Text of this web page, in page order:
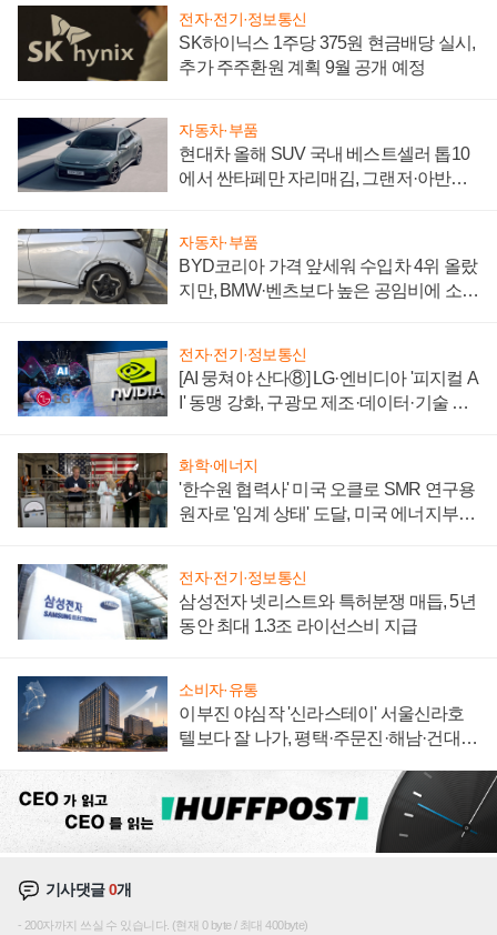
전자·전기·정보통신
SK하이닉스 1주당 375원 현금배당 실시,
추가 주주환원 계획 9월 공개 예정
자동차·부품
현대차 올해 SUV 국내 베스트셀러 톱10
에서 싼타페만 자리매김, 그랜저·아반떼
자동차·부품
BYD코리아 가격 앞세워 수입차 4위 올랐
지만, BMW·벤츠보다 높은 공임비에 소비
전자·전기·정보통신
[AI 뭉쳐야 산다⑧] LG·엔비디아 '피지컬 A
I' 동맹 강화, 구광모 제조·데이터·기술 결
화학·에너지
'한수원 협력사' 미국 오클로 SMR 연구용
원자로 '임계 상태' 도달, 미국 에너지부
전자·전기·정보통신
삼성전자 넷리스트와 특허분쟁 매듭, 5년
동안 최대 1.3조 라이선스비 지급
소비자·유통
이부진 야심작 '신라스테이' 서울신라호
텔보다 잘 나가, 평택·주문진·해남·건대로
기사댓글0개
200자까지 쓰실 수 있습니다. (현재 0 byte / 최대 400byte)